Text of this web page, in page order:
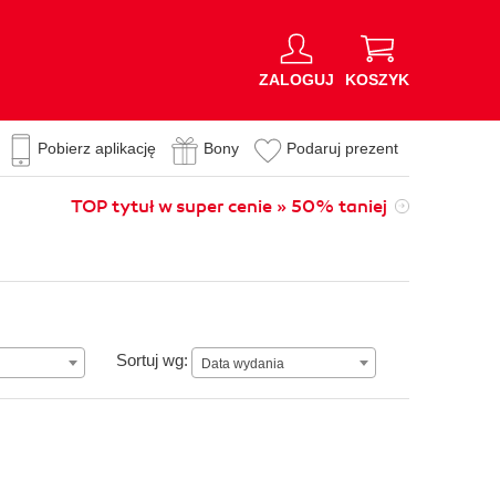
ZALOGUJ KOSZYK
Pobierz aplikację Bony Podaruj prezent
TOP tytuł w super cenie » 50% taniej
Sortuj wg: Data wydania
Data wydania